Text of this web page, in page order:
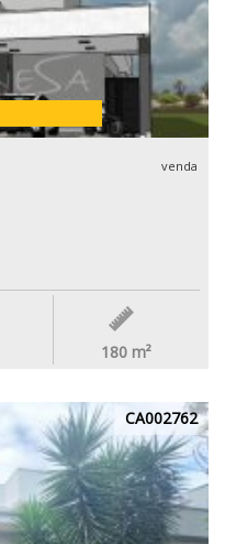
venda
180 m²
CA002762